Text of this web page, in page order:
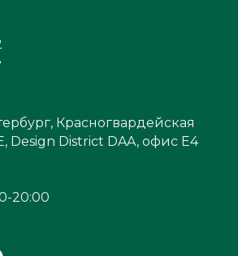
Красногвардейская
Design District DAA, офис Е4
20:00